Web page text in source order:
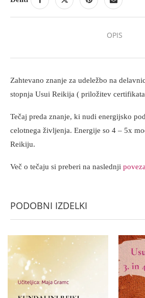
OPIS
Zahtevano znanje za udeležbo na
stopnja Usui Reikija ( priložitev
Tečaj preda znanje, ki nudi energijsko
celotnega življenja. Energije so 4 – 5x
Reikiju.
Več o tečaju si preberi na naslednji
PODOBNI IZDELKI